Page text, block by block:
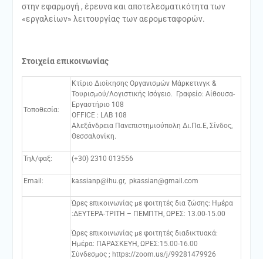
στην εφαρμογή , έρευνα και αποτελεσματικότητα των
«εργαλείων» λειτουργίας των αερομεταφορών.
Στοιχεία επικοινωνίας
Τοποθεσία:
Κτίριο Διοίκησης Οργανισμών Μάρκετινγκ &
Τουρισμού/Λογιστικής Ισόγειο. Γραφείο: Αίθουσα-
Εργαστήριο 108
ΟFFICE : LAB 108
Αλεξάνδρεια Πανεπιστημιούπολη Δι.Πα.Ε, Σίνδος,
Θεσσαλονίκη.
Τηλ/φαξ: (+30) 2310 013556
Email: kassianp@ihu.gr, pkassian@gmail.com
Ώρες επικοινωνίας με φοιτητές δια ζώσης: Ημέρα
:ΔΕΥΤΕΡΑ-ΤΡΙΤΗ – ΠΕΜΠΤΗ, ΩΡΕΣ: 13.00-15.00
Ώρες επικοινωνίας με φοιτητές διαδικτυακά:
Ημέρα: ΠΑΡΑΣΚΕΥΗ, ΩΡΕΣ:15.00-16.00
Σύνδεσμος ; https://zoom.us/j/99281479926